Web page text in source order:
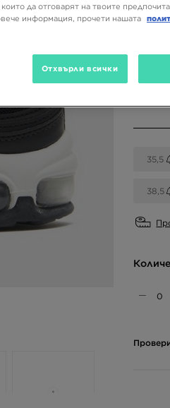
Черен
35,5
38,5
да отговарят на твоите
информация, прочети нашата
Отхвърли всички